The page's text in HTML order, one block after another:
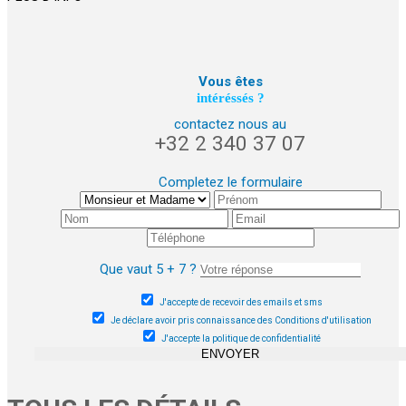
Vous êtes
intéréssés ?
contactez nous au
+32 2 340 37 07
Completez le formulaire
Que vaut 5 + 7 ?
J'accepte de recevoir des emails et sms
Je déclare avoir pris connaissance des Conditions d'utilisation
J'accepte la politique de confidentialité
ENVOYER